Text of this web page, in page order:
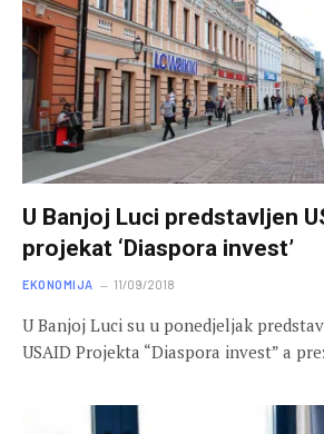
U Banjoj Luci predstavljen
projekat ‘Diaspora invest’
EKONOMIJA 11/09/2018
U Banjoj Luci su u ponedjeljak
USAID Projekta “Diaspora invest” a